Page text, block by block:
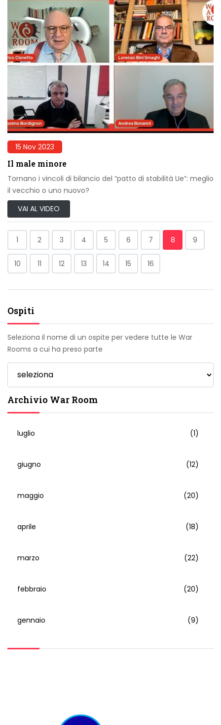
15 Nov 2023
Il male minore
Tornano i vincoli di bilancio del “patto di stabilità Ue”: meglio
il vecchio o uno nuovo?
VAI AL VIDEO
1 2 3 4 5 6 7 8 9
10 11 12 13 14 15 16
Ospiti
Seleziona il nome di un ospite per vedere tutte le War
Rooms a cui ha preso parte
Archivio War Room
luglio (1)
giugno (12)
maggio (20)
aprile (18)
marzo (22)
febbraio (20)
gennaio (9)